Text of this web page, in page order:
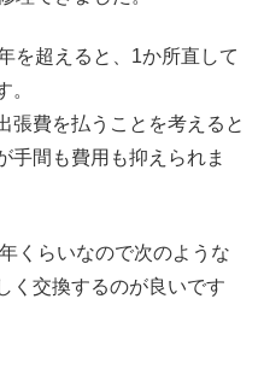
を超えると、1か所直して
。
張費を払うことを考えると
手間も費用も抑えられま
くらいなので次のような
く交換するのが良いです